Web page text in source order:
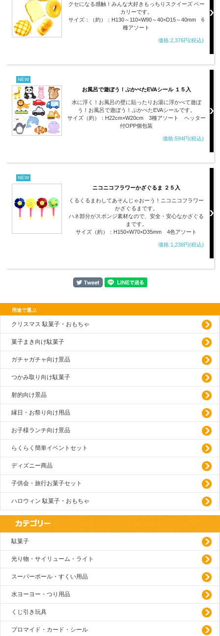
クセになる感触！みんな大好きもっちりスクイーズ ベー
カリーです。
サイズ：（約）：H130～110×W90～40×D15～40mm 6
種アソート
価格:2,376円(税込)
NEW
お風呂で遊ぼう！ぷかぺたEVAシール １５入
水に浮く！お風呂の壁に貼ったりお湯に浮かべて遊ぼ
う！お風呂で遊ぼう！ぷかぺたEVAシールです。
サイズ（約）：H22cm×W20cm 3種アソート ヘッター
付OPP個包装
価格:594円(税込)
NEW
ニコニコフラワーかざぐるま ２５入
くるくるまわしてあそんじゃおーう！ニコニコフラワー
かざぐるまです。
ハネ部分がスポンジ素材なので、安全・安心なかざぐる
まです。
サイズ（約）：H150×W70×D35mm 4色アソート
価格:1,238円(税込)
用途で選ぶ
クリスマス 駄菓子・おもちゃ
菓子まき向け駄菓子
ガチャガチャ向け景品
つかみ取り向け駄菓子
射的向け景品
縁日・お祭り向け用品
お子様ランチ向け景品
らくらく簡単イベントセット
ディズニー商品
子供会・旅行お菓子セット
ハロウィン 駄菓子・おもちゃ
駄菓子
光り物・サイリューム・ライト
スーパーボール・すくい用品
水ヨーヨー・つり用品
くじ引き玩具
プロマイド・カード・シール